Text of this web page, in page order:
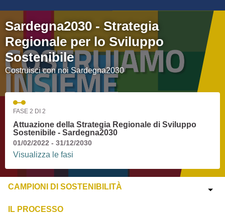
Sardegna2030 - Strategia
Regionale per lo Sviluppo
Sostenibile
Costruisci con noi Sardegna2030
FASE 2 DI 2
Attuazione della Strategia Regionale di Sviluppo
Sostenibile - Sardegna2030
01/02/2022 - 31/12/2030
Visualizza le fasi
CAMPIONI DI SOSTENIBILITÀ
IL PROCESSO